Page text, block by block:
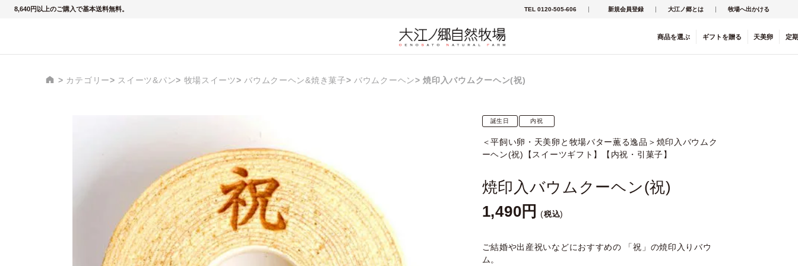
8,640円以上のご購入で基本送料無料。 TEL 0120-505-606 新規会員登録 大江ノ郷とは 牧場へ出かける
商品を選ぶ ギフト を贈る 天美卵 定
カテゴリー スイーツ&パン 牧場スイーツ バウムクーヘン&焼き菓子 バウムクーヘン 焼印入バウムクーヘン(祝)
誕生日 内祝
＜平飼い卵・天美卵と牧場バター薫る逸品＞焼印入バウムク
ーヘン(祝)【スイーツギフト】【内祝・引菓子】
焼印入バウムクーヘン(祝)
1,490
税込
ご結婚や出産祝いなどにおすすめの 「祝」の焼印入りバウ
ム。